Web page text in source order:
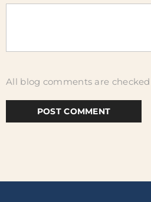
All blog comments are